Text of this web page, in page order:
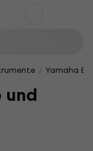
Yamaha